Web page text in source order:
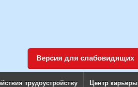
Версия для слабовидящих
трудоустройству Центр карьеры